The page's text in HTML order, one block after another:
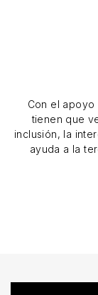
Con el
tienen que
inclusión, la
ayuda a la